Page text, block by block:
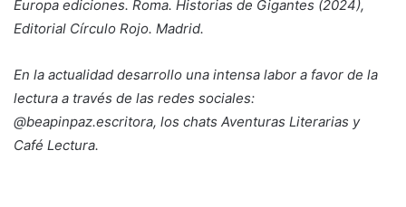
Europa ediciones. Roma. Historias de Gigantes (2024),
Editorial Círculo Rojo. Madrid.
En la actualidad desarrollo una intensa labor a favor de la
lectura a través de las redes sociales:
@beapinpaz.escritora, los chats Aventuras Literarias y
Café Lectura.